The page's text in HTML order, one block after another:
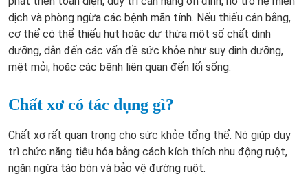
dịch và phòng ngừa các bệnh mãn tính. Nếu thiếu cân bằng,
cơ thể có thể thiếu hụt hoặc dư thừa một số chất dinh
dưỡng, dẫn đến các vấn đề sức khỏe như suy dinh dưỡng,
mệt mỏi, hoặc các bệnh liên quan đến lối sống.
Chất xơ có tác dụng gì?
Chất xơ rất quan trọng cho sức khỏe tổng thể. Nó giúp duy
trì chức năng tiêu hóa bằng cách kích thích nhu động ruột,
ngăn ngừa táo bón và bảo vệ đường ruột.